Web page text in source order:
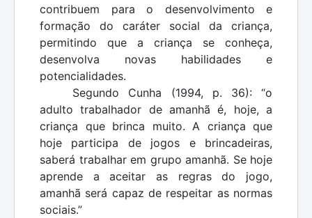
contribuem para o desenvolvimento e
formação do caráter social da criança,
permitindo que a criança se conheça,
desenvolva novas habilidades e
potencialidades.
Segundo Cunha (1994, p. 36): “o
adulto trabalhador de amanhã é, hoje, a
criança que brinca muito. A criança que
hoje participa de jogos e brincadeiras,
saberá trabalhar em grupo amanhã. Se hoje
aprende a aceitar as regras do jogo,
amanhã será capaz de respeitar as normas
sociais.”